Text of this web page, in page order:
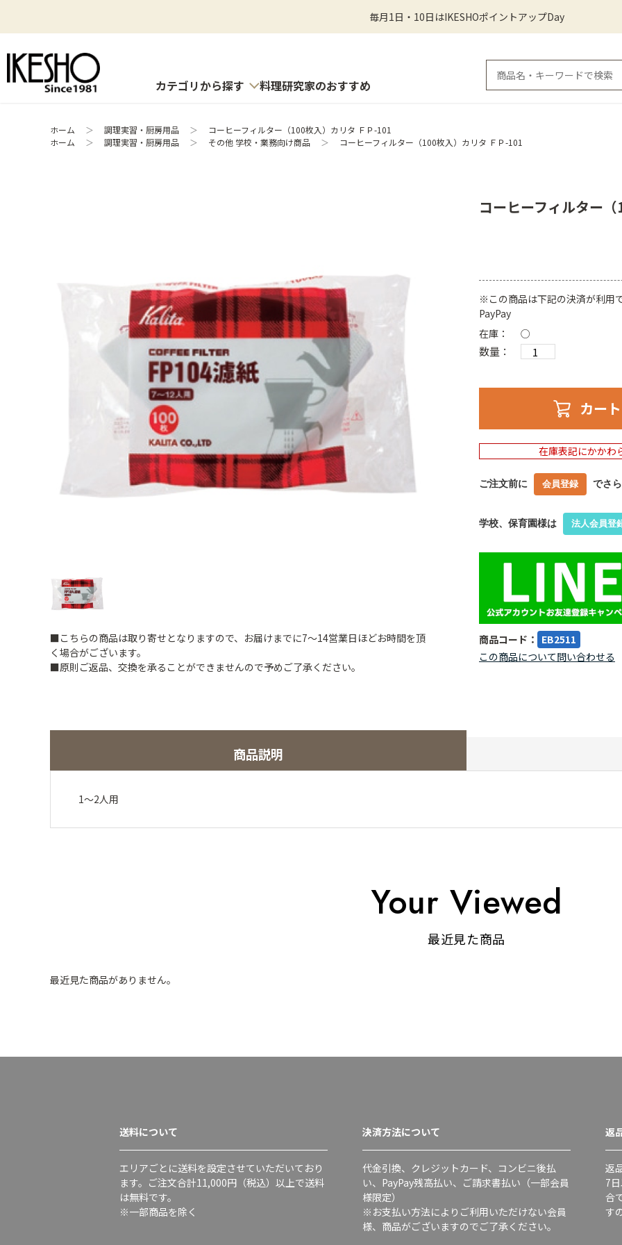
毎月1日・10日はIKESHOポイントアップDay
カテゴリから探す 料理研究家のおすすめ
ホーム ＞ 調理実習・厨房用品 ＞
コーヒーフィルター（100枚入）カリタ ＦＰ-101
ホーム
＞ 調理実習・厨房用品 ＞ その他 学校・業務向け商品 ＞ コーヒーフィルター（100枚入）カリタ ＦＰ-101
■こちらの商品は取り寄せとなりますので、お届けまでに7～14営業日ほどお時間を頂
く場合がございます。
■原則ご返品、交換を承ることができませんので予めご了承ください。
コーヒーフィルター
※この商品は下記の決済が利用
PayPay
在庫：
○
数量：
カー
在庫表記にかかわ
ご注文前に 会員登録 でさ
学校、保育園様は 法人会員登
商品コード： EB2511
この商品について問い合わせる
商品説明
1～2人用
Your Viewed
最近見た商品
最近見た商品がありません。
送料について
エリアごとに送料を設定させていただいており
ます。ご注文合計11,000円（税込）以上で送料
は無料です。
※一部商品を除く
決済方法について
代金引換、クレジットカード、コンビニ後払
い、PayPay残高払い、ご請求書払い（一部会員
様限定）
※お支払い方法によりご利用いただけない会員
様、商品がございますのでご了承ください。
返
返
7
合
す